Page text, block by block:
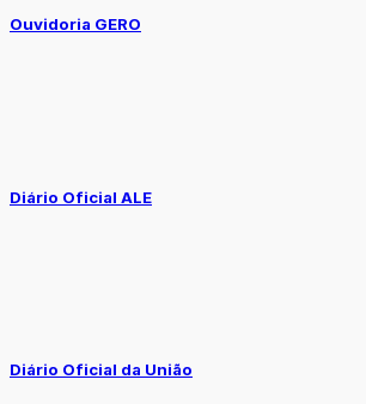
Ouvidoria GERO
Diário Oficial ALE
Diário Oficial da União